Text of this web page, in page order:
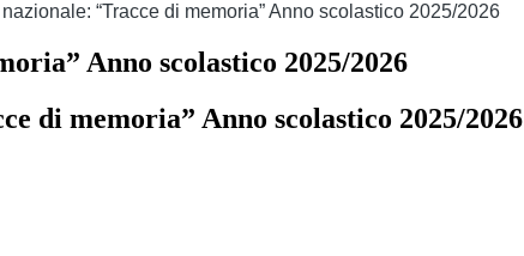
“Tracce di memoria” Anno scolastico 2025/2026
Anno scolastico 2025/2026
di memoria” Anno scolastico 2025/2026